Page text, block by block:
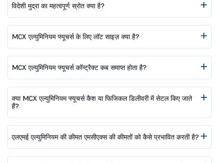
विदेशी मुद्रा का महत्वपूर्ण स्रोत क्या है?
MCX एल्युमिनियम फ्यूचर्स के लिए लॉट साइज़ क्या है?
MCX एल्युमिनियम फ्यूचर्स कॉन्ट्रैक्ट कब समाप्त होता है?
क्या MCX एल्युमिनियम फ्यूचर्स कैश या फिजिकल डिलीवरी में सेटल किए जाते
हैं?
एलएमई एल्युमिनियम की कीमत एमसीएक्स की कीमतों को कैसे प्रभावित करती है?